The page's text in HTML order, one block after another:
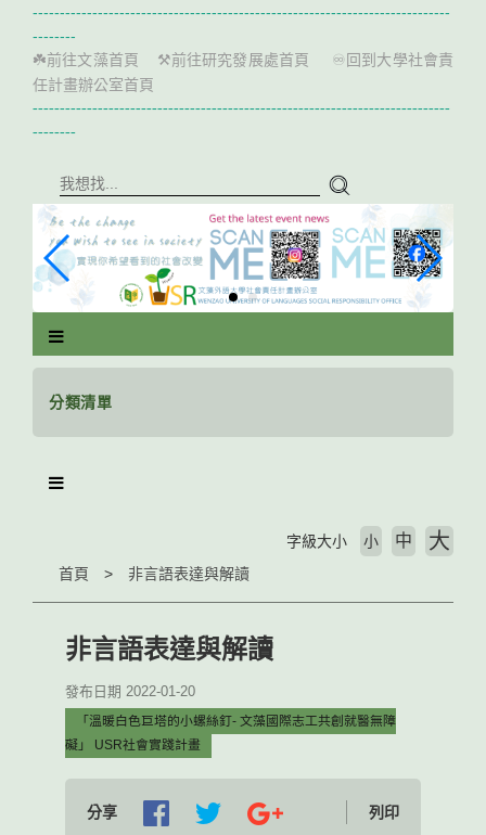
-----------------------------------------------------------------------------
--------
☘️前往文藻首頁 ⚒️前往研究發展處首頁 ♾️ 回到大學社會責
任計畫辦公室首頁
-----------------------------------------------------------------------------
--------
分類清單
首頁 非言語表達與解讀
字級大小 小 中 大
非言語表達與解讀
發布日期 2022-01-20
「溫暖白色巨塔的小螺絲釘- 文藻國際志工共創就醫無障
礙」 USR社會實踐計畫
分享 列印